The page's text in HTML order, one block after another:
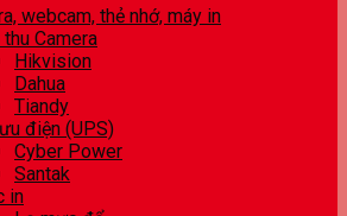
webcam, thẻ nhớ, máy in
Camera
Hikvision
Dahua
Tiandy
điện (UPS)
Cyber Power
Santak
in